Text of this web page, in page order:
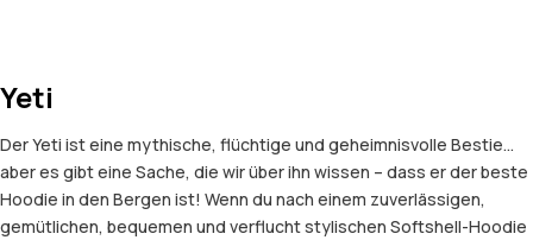
Yeti
Der Yeti ist eine mythische, flüchtige und geheimnisvolle Bestie…
aber es gibt eine Sache, die wir über ihn wissen – dass er der beste
Hoodie in den Bergen ist! Wenn du nach einem zuverlässigen,
gemütlichen, bequemen und verflucht stylischen Softshell-Hoodie